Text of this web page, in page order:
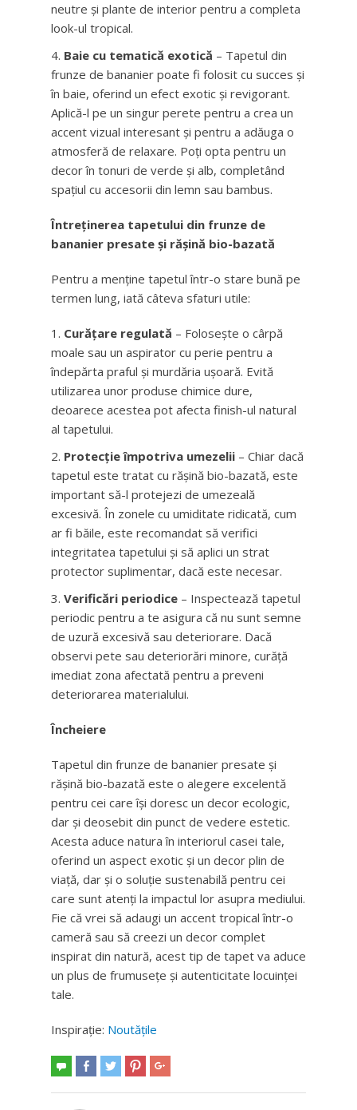
neutre și plante de interior pentru a completa
look-ul tropical.
Baie cu tematică exotică – Tapetul din
frunze de bananier poate fi folosit cu succes și
în baie, oferind un efect exotic și revigorant.
Aplică-l pe un singur perete pentru a crea un
accent vizual interesant și pentru a adăuga o
atmosferă de relaxare. Poți opta pentru un
decor în tonuri de verde și alb, completând
spațiul cu accesorii din lemn sau bambus.
Întreținerea tapetului din frunze de
bananier presate și rășină bio-bazată
Pentru a menține tapetul într-o stare bună pe
termen lung, iată câteva sfaturi utile:
Curățare regulată – Folosește o cârpă
moale sau un aspirator cu perie pentru a
îndepărta praful și murdăria ușoară. Evită
utilizarea unor produse chimice dure,
deoarece acestea pot afecta finish-ul natural
al tapetului.
Protecție împotriva umezelii – Chiar dacă
tapetul este tratat cu rășină bio-bazată, este
important să-l protejezi de umezeală
excesivă. În zonele cu umiditate ridicată, cum
ar fi băile, este recomandat să verifici
integritatea tapetului și să aplici un strat
protector suplimentar, dacă este necesar.
Verificări periodice – Inspectează tapetul
periodic pentru a te asigura că nu sunt semne
de uzură excesivă sau deteriorare. Dacă
observi pete sau deteriorări minore, curăță
imediat zona afectată pentru a preveni
deteriorarea materialului.
Încheiere
Tapetul din frunze de bananier presate și
rășină bio-bazată este o alegere excelentă
pentru cei care își doresc un decor ecologic,
dar și deosebit din punct de vedere estetic.
Acesta aduce natura în interiorul casei tale,
oferind un aspect exotic și un decor plin de
viață, dar și o soluție sustenabilă pentru cei
care sunt atenți la impactul lor asupra mediului.
Fie că vrei să adaugi un accent tropical într-o
cameră sau să creezi un decor complet
inspirat din natură, acest tip de tapet va aduce
un plus de frumusețe și autenticitate locuinței
tale.
Inspirație: Noutățile